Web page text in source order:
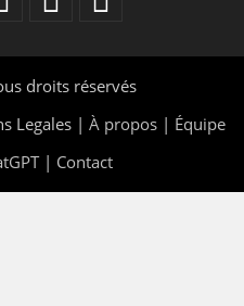
droits réservés
Legales | À propos | Équipe
| Contact